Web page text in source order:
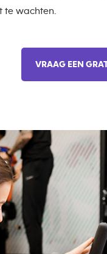
te wachten.
VRAAG EEN